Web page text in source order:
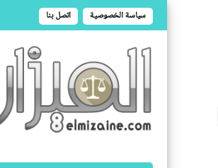
سياسة الخصوصية اتصل بنا